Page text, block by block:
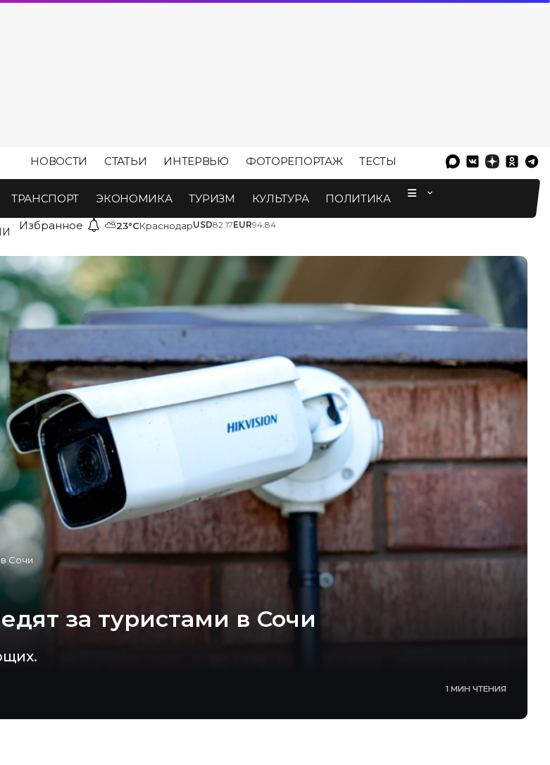
НОВОСТИ СТАТЬИ ИНТЕРВЬЮ ФОТОРЕПОРТАЖ ТЕСТЫ
ТРАНСПОРТ ЭКОНОМИКА ТУРИЗМ КУЛЬТУРА ПОЛИТИКА
Избранное ⛅23°CКраснодарUSD82.17EUR94.84
Сочи
за туристами в Сочи
1 МИН ЧТЕНИЯ